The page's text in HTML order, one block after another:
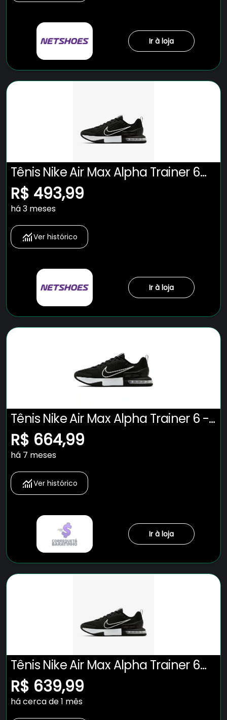
Ir à loja
Tênis Nike Air Max Alpha Trainer 6
Masculino
R$ 493,99
há 3 meses
Ver histórico
Ir à loja
Tênis Nike Air Max Alpha Trainer 6 -
Masculino
R$ 664,99
há 7 meses
Ver histórico
Ir à loja
Tênis Nike Air Max Alpha Trainer 6
Masculino
R$ 639,99
há cerca de 1 mês